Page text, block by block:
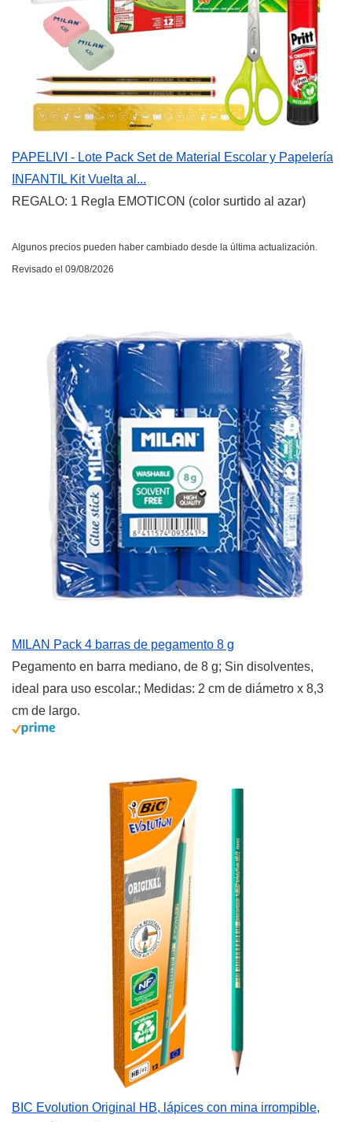
PAPELIVI - Lote Pack Set de Material Escolar y Papelería
INFANTIL Kit Vuelta al...
REGALO: 1 Regla EMOTICON (color surtido al azar)
Algunos precios pueden haber cambiado desde la última actualización.
Revisado el 09/08/2026
MILAN Pack 4 barras de pegamento 8 g
Pegamento en barra mediano, de 8 g; Sin disolventes,
ideal para uso escolar.; Medidas: 2 cm de diámetro x 8,3
cm de largo.
BIC Evolution Original HB, lápices con mina irrompible,